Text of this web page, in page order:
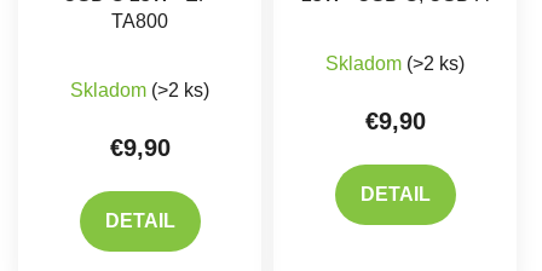
TA800
Priemerné hodnotenie produktu je 5,0 z 5
Skladom (>2 ks)
€9,90
DETAIL
Skladom (>2 ks)
€9,90
DETAIL